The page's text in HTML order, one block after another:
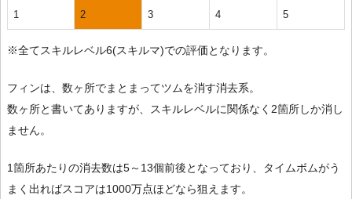
1 2 3 4 5
※全てスキルレベル6(スキルマ)での評価となります。
フィンは、数ヶ所でまとまってツムを消す消去系。
数ヶ所と書いてありますが、スキルレベルに関係なく2箇所しか消し
ません。
1箇所あたりの消去数は5～13個前後となっており、タイムボムがう
まく出ればスコアは1000万点ほどなら狙えます。